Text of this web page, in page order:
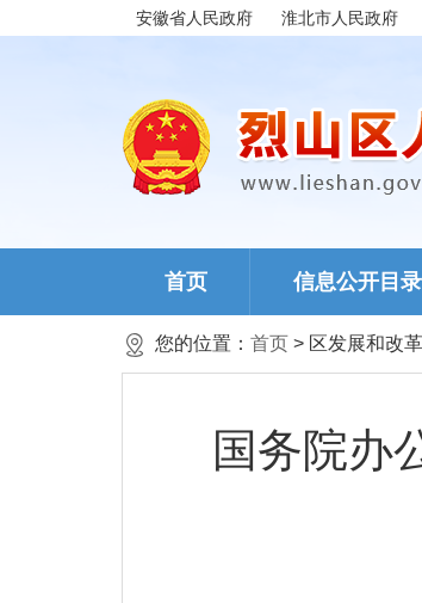
安徽省人民政府 淮北市人民政府
首页 信息公开目录
您的位置： 首页 > 区发展和改
国务院办